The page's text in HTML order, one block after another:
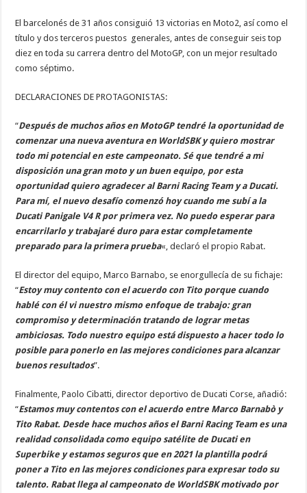
El barcelonés de 31 años consiguió 13 victorias en Moto2, así como el
título y dos terceros puestos generales, antes de conseguir seis top
diez en toda su carrera dentro del MotoGP, con un mejor resultado
como séptimo.
DECLARACIONES DE PROTAGONISTAS:
“Después de muchos años en MotoGP tendré la oportunidad de
comenzar una nueva aventura en WorldSBK y quiero mostrar
todo mi potencial en este campeonato. Sé que tendré a mi
disposición una gran moto y un buen equipo, por esta
oportunidad quiero agradecer al Barni Racing Team y a Ducati.
Para mí, el nuevo desafío comenzó hoy cuando me subí a la
Ducati Panigale V4 R por primera vez. No puedo esperar para
encarrilarlo y trabajaré duro para estar completamente
preparado para la primera prueba«, declaró el propio Rabat.
El director del equipo, Marco Barnabo, se enorgullecía de su fichaje:
“Estoy muy contento con el acuerdo con Tito porque cuando
hablé con él vi nuestro mismo enfoque de trabajo: gran
compromiso y determinación tratando de lograr metas
ambiciosas. Todo nuestro equipo está dispuesto a hacer todo lo
posible para ponerlo en las mejores condiciones para alcanzar
buenos resultados”.
Finalmente, Paolo Cibatti, director deportivo de Ducati Corse, añadió:
“Estamos muy contentos con el acuerdo entre Marco Barnabò y
Tito Rabat. Desde hace muchos años el Barni Racing Team es una
realidad consolidada como equipo satélite de Ducati en
Superbike y estamos seguros que en 2021 la plantilla podrá
poner a Tito en las mejores condiciones para expresar todo su
talento. Rabat llega al campeonato de WorldSBK motivado por